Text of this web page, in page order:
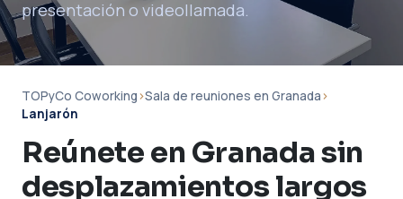
presentación o videollamada.
TOPyCo Coworking›Sala de reuniones en Granada›
Lanjarón
Reúnete en Granada sin
desplazamientos largos